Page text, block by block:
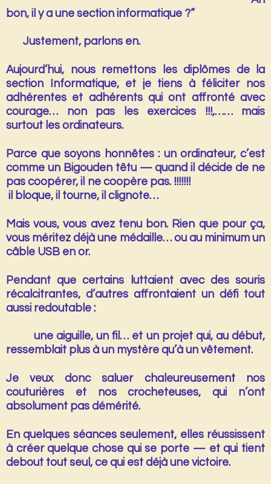
bon, il y a une section informatique ?”
Justement, parlons en.
Aujourd’hui, nous remettons les diplômes de la
section Informatique, et je tiens à féliciter nos
adhérentes et adhérents qui ont affronté avec
courage… non pas les exercices !!!,…… mais
surtout les ordinateurs.
Parce que soyons honnêtes : un ordinateur, c’est
comme un Bigouden têtu— quand il décide de ne
pas coopérer, il ne coopère pas. !!!!!!!
il bloque, il tourne, il clignote…
Mais vous, vous avez tenu bon. Rien que pour ça,
vous méritez déjà une médaille… ou au minimum un
câble USB en or.
Pendant que certains luttaient avec des souris
récalcitrantes, d’autres affrontaient un défi tout
aussi redoutable :
une aiguille, un fil… et un projet qui, au début,
ressemblait plus à un mystère qu’à un vêtement.
Je veux donc saluer chaleureusement nos
couturières et noscrocheteuses, qui n’ont
absolument pas démérité.
En quelques séances seulement, elles réussissent
à créer quelque chose qui se porte — et qui tient
debout tout seul, ce qui est déjà une victoire.